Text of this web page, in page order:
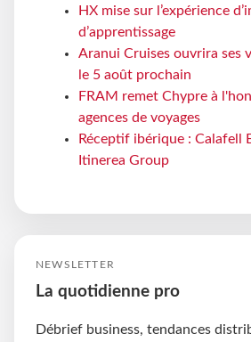
HX mise sur l’expérience
d’apprentissage
Aranui Cruises ouvrira ses
le 5 août prochain
FRAM remet Chypre à
agences de voyages
Réceptif ibérique : Calafell
Itinerea Group
NEWSLETTER
La quotidienne pro
Débrief business, tendances